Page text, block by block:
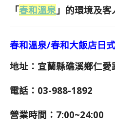
「春和溫泉 」的環境及
春和溫泉/春和大飯店日
地址：宜蘭縣礁溪鄉仁愛
電話：03-988-1892
營業時間：7:00~24:00